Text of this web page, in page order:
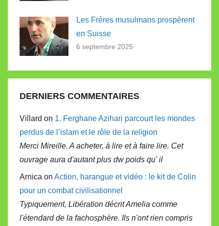
Les Frères musulmans prospèrent
en Suisse
6 septembre 2025
DERNIERS COMMENTAIRES
Villard on 1. Ferghane Azihari parcourt les mondes
perdus de l’islam et le rôle de la religion
Merci Mireille. A acheter, à lire et à faire lire. Cet
ouvrage aura d'autant plus dw poids qu' il
Arnica on Action, harangue et vidéo : le kit de Colin
pour un combat civilisationnel
Typiquement, Libération décrit Amelia comme
l'étendard de la fachosphère. Ils n'ont rien compris